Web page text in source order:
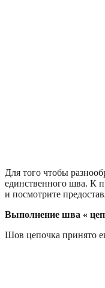
Для того чтобы
единственного шва. К
и посмотрите
Выполнение шва «
Шов цепочка принято